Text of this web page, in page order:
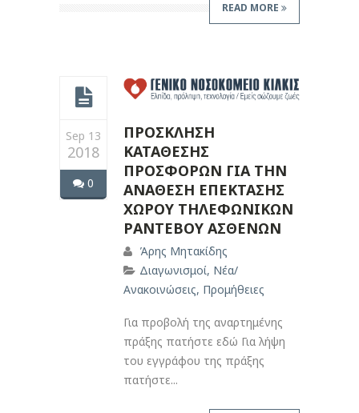
READ MORE
Sep 13
2018
0
ΠΡΟΣΚΛΗΣΗ
ΚΑΤΑΘΕΣΗΣ
ΠΡΟΣΦΟΡΩΝ ΓΙΑ ΤΗΝ
ΑΝΑΘΕΣΗ ΕΠΕΚΤΑΣΗΣ
ΧΩΡΟΥ ΤΗΛΕΦΩΝΙΚΩΝ
ΡΑΝΤΕΒΟΥ ΑΣΘΕΝΩΝ
Άρης Μητακίδης
Διαγωνισμοί, Νέα/
Ανακοινώσεις, Προμήθειες
Για προβολή της αναρτημένης
πράξης πατήστε εδώ Για λήψη
του εγγράφου της πράξης
πατήστε...